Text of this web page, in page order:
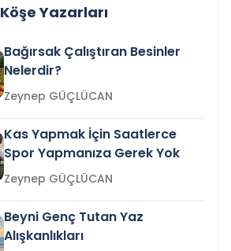
Köşe Yazarları
Bağırsak Çalıştıran Besinler
Nelerdir?
Zeynep GÜÇLÜCAN
Kas Yapmak İçin Saatlerce
Spor Yapmanıza Gerek Yok
Zeynep GÜÇLÜCAN
Beyni Genç Tutan Yaz
Alışkanlıkları